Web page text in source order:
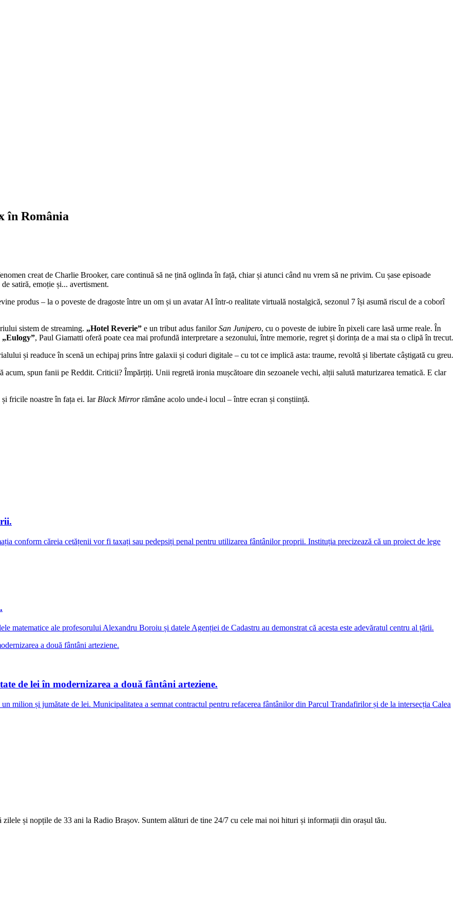
în România
creat de Charlie Brooker, care continuă să ne țină oglinda în față, chiar și atunci când nu vrem să ne privim. Cu șase episoade
satiră, emoție și... avertisment.
produs – la o poveste de dragoste între un om și un avatar AI într-o realitate virtuală nostalgică, sezonul 7 își asumă riscul de a coborî
sistem de streaming. „Hotel Reverie” e un tribut adus fanilorSan Junipero, cu o poveste de iubire în pixeli care lasă urme reale. În
„Eulogy”, Paul Giamatti oferă poate cea mai profundă interpretare a sezonului, între memorie, regret și dorința de a mai sta o clipă în trecut.
și readuce în scenă un echipaj prins între galaxii și coduri digitale – cu tot ce implică asta: traume, revoltă și libertate câștigată cu greu.
spun fanii pe Reddit. Criticii? Împărțiți. Unii regretă ironia mușcătoare din sezoanele vechi, alții salută maturizarea tematică. E clar
și fricile noastre în fața ei. Iar Black Mirrorrămâne acolo unde-i locul – între ecran și conștiință.
conform căreia cetățenii vor fi taxați sau pedepsiți penal pentru utilizarea fântânilor proprii. Instituția precizează că un proiect de lege
matematice ale profesorului Alexandru Boroiu și datele Agenției de Cadastru au demonstrat că acesta este adevăratul centru al țării.
de lei în modernizarea a două fântâni arteziene.
milion și jumătate de lei. Municipalitatea a semnat contractul pentru refacerea fântânilor din Parcul Trandafirilor și de la intersecția Calea
și nopțile de 33 ani la Radio Brașov. Suntem alături de tine 24/7 cu cele mai noi hituri și informații din orașul tău.